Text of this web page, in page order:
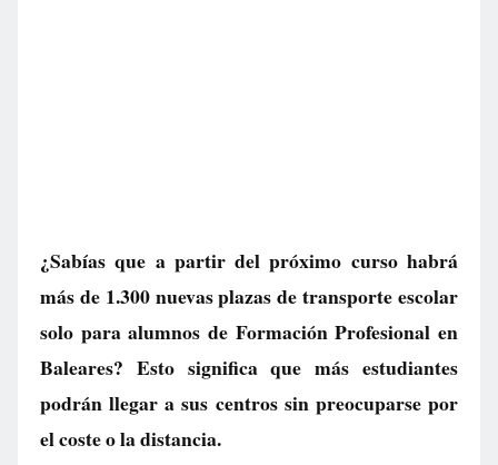
¿Sabías que a partir del próximo curso habrá
más de 1.300 nuevas plazas de transporte escolar
solo para alumnos de Formación Profesional en
Baleares? Esto significa que más estudiantes
podrán llegar a sus centros sin preocuparse por
el coste o la distancia.